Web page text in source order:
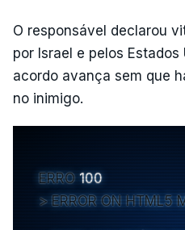
O responsável declarou
por Israel e pelos
acordo avança sem que
no inimigo.
ERRO 100
ERROR ON HTML5